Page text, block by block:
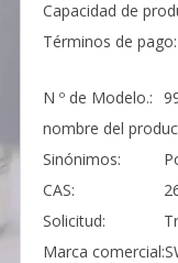
Capacidad de
Términos de pago:
N º de Modelo.:
nombre del
Sinónimos:
CAS:
Solicitud:
Marca comercial: